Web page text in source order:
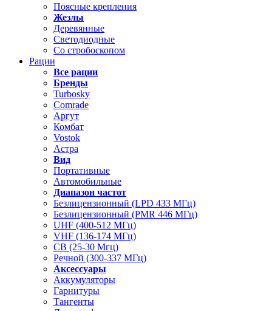
Поясные крепления
Жезлы
Деревянные
Светодиодные
Со стробоскопом
Рации
Все рации
Бренды
Turbosky
Comrade
Аргут
Комбат
Vostok
Астра
Вид
Портативные
Автомобильные
Диапазон частот
Безлицензионный (LPD 433 МГц)
Безлицензионный (PMR 446 МГц)
UHF (400-512 МГц)
VHF (136-174 МГц)
CB (25-30 Мгц)
Речной (300-337 МГц)
Аксессуары
Аккумуляторы
Гарнитуры
Тангенты